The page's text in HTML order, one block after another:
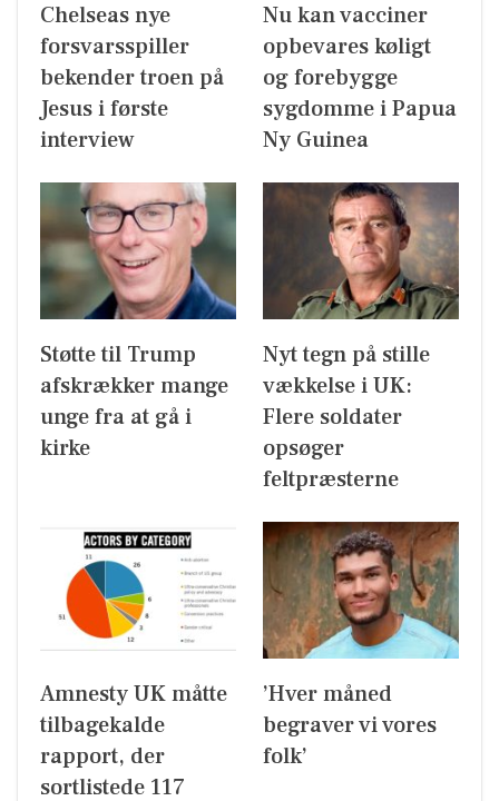
Chelseas nye
forsvarsspiller
bekender troen på
Jesus i første
interview
Nu kan vacciner
opbevares køligt
og forebygge
sygdomme i Papua
Ny Guinea
Støtte til Trump
afskrækker mange
unge fra at gå i
kirke
Nyt tegn på stille
vækkelse i UK:
Flere soldater
opsøger
feltpræsterne
Amnesty UK måtte
tilbagekalde
rapport, der
sortlistede 117
’Hver måned
begraver vi vores
folk’